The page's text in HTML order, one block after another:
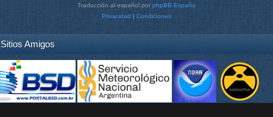
Traducción al español por phpBB España
Privacidad | Condiciones
Sitios Amigos